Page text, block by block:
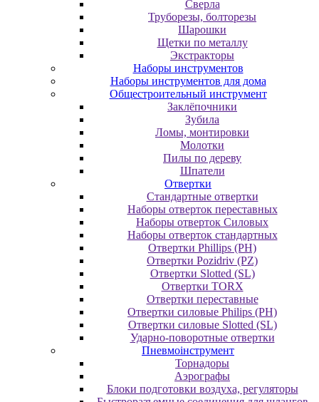
Сверла
Труборезы, болторезы
Шарошки
Щетки по металлу
Экcтpaктopы
Наборы инструментов
Наборы инструментов для дома
Общестроительный инструмент
Заклёпочники
Зубила
Ломы, монтировки
Молотки
Пилы по дереву
Шпатели
Отвертки
Cтандартные отвертки
Наборы отверток переставных
Наборы отверток Силовых
Наборы отверток стандартных
Отвертки Phillips (PH)
Отвертки Pozidriv (PZ)
Отвертки Slotted (SL)
Отвертки TORX
Отвертки переставные
Отвертки силовые Philips (PH)
Отвертки силовые Slotted (SL)
Ударно-поворотные отвертки
Пневмоінструмент
Topнaдopы
Аэрографы
Блоки подготовки воздуха, регуляторы